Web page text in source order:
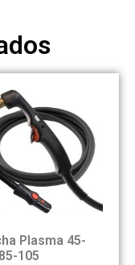
Plasma 45-
105